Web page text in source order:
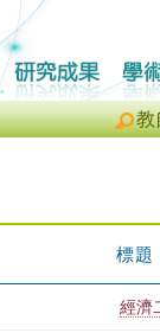
教
標題
經濟